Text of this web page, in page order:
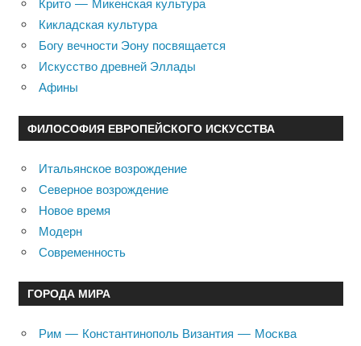
Крито — Микенская культура
Кикладская культура
Богу вечности Эону посвящается
Искусство древней Эллады
Афины
ФИЛОСОФИЯ ЕВРОПЕЙСКОГО ИСКУССТВА
Итальянское возрождение
Северное возрождение
Новое время
Модерн
Современность
ГОРОДА МИРА
Рим — Константинополь Византия — Москва